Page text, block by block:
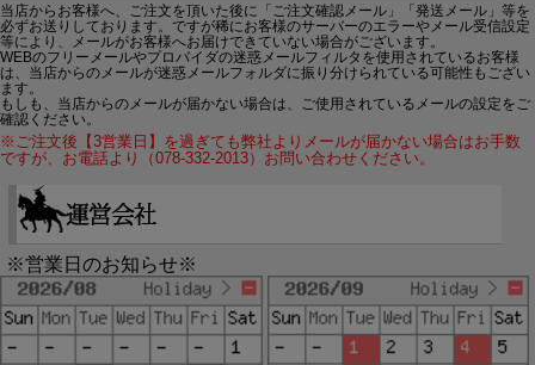
当店からお客様へ、ご注文を頂いた後に「ご注文確認メール」「発送メール」等を
必ずお送りしております。ですが稀にお客様のサーバーのエラーやメール受信設定
等により、メールがお客様へお届けできていない場合がございます。
WEBのフリーメールやプロバイダの迷惑メールフィルタを使用されているお客様
は、当店からのメールが迷惑メールフォルダに振り分けられている可能性もござい
ます。
もしも、当店からのメールが届かない場合は、ご使用されているメールの設定をご
確認ください。
※ご注文後【3営業日】を過ぎても弊社よりメールが届かない場合はお手数
ですが、お電話より（078-332-2013）お問い合わせください。
※営業日のお知らせ※